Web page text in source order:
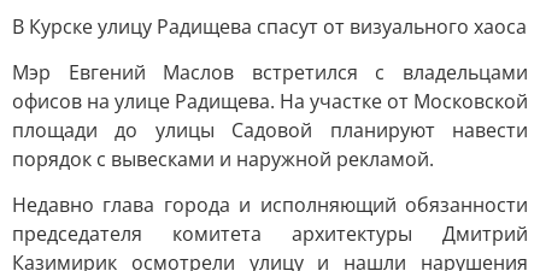
В Курске улицу Радищева спасут от визуального хаоса
Мэр Евгений Маслов встретился с владельцами
офисов на улице Радищева. На участке от Московской
площади до улицы Садовой планируют навести
порядок с вывесками и наружной рекламой.
Недавно глава города и исполняющий обязанности
председателя комитета архитектуры Дмитрий
Казимирик осмотрели улицу и нашли нарушения